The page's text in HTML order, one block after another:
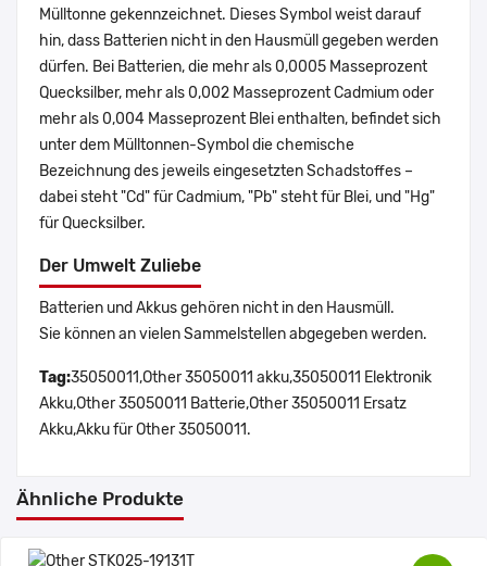
Mülltonne gekennzeichnet. Dieses Symbol weist darauf
hin, dass Batterien nicht in den Hausmüll gegeben werden
dürfen. Bei Batterien, die mehr als 0,0005 Masseprozent
Quecksilber, mehr als 0,002 Masseprozent Cadmium oder
mehr als 0,004 Masseprozent Blei enthalten, befindet sich
unter dem Mülltonnen-Symbol die chemische
Bezeichnung des jeweils eingesetzten Schadstoffes –
dabei steht "Cd" für Cadmium, "Pb" steht für Blei, und "Hg"
für Quecksilber.
Der Umwelt Zuliebe
Batterien und Akkus gehören nicht in den Hausmüll.
Sie können an vielen Sammelstellen abgegeben werden.
Tag:35050011,Other 35050011 akku,35050011 Elektronik
Akku,Other 35050011 Batterie,Other 35050011 Ersatz
Akku,Akku für Other 35050011.
Ähnliche Produkte